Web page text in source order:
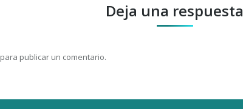
Deja una respuesta
para publicar un comentario.